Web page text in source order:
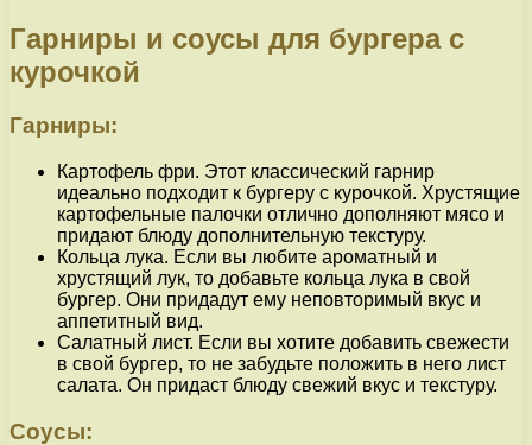
Гарниры и соусы для бургера с
курочкой
Гарниры:
Картофель фри. Этот классический гарнир
идеально подходит к бургеру с курочкой. Хрустящие
картофельные палочки отлично дополняют мясо и
придают блюду дополнительную текстуру.
Кольца лука. Если вы любите ароматный и
хрустящий лук, то добавьте кольца лука в свой
бургер. Они придадут ему неповторимый вкус и
аппетитный вид.
Салатный лист. Если вы хотите добавить свежести
в свой бургер, то не забудьте положить в него лист
салата. Он придаст блюду свежий вкус и текстуру.
Соусы: